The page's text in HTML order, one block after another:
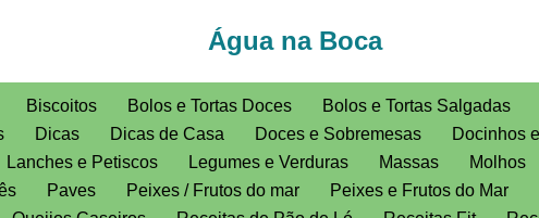
Água na Boca
Biscoitos Bolos e Tortas Doces Bolos e Tortas Salgadas
Dicas Dicas de Casa Doces e Sobremesas Docinhos
Lanches e Petiscos Legumes e Verduras Massas Molhos
Paves Peixes / Frutos do mar Peixes e Frutos do Mar